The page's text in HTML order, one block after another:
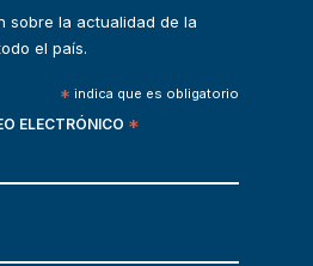
sobre la actualidad de la
el país.
* indica que es obligatorio
ELECTRÓNICO *